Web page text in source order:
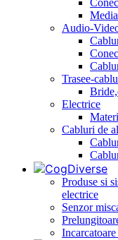
Audio-
Trasee-
Electrice
Cabluri de
Diverse
Produse si
electrice
Senzor